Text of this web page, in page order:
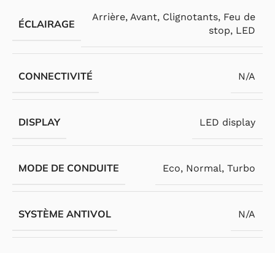
ÉCLAIRAGE
Arrière, Avant, Clignotants, Feu de
stop, LED
CONNECTIVITÉ N/A
DISPLAY LED display
MODE DE CONDUITE Eco, Normal, Turbo
SYSTÈME ANTIVOL N/A